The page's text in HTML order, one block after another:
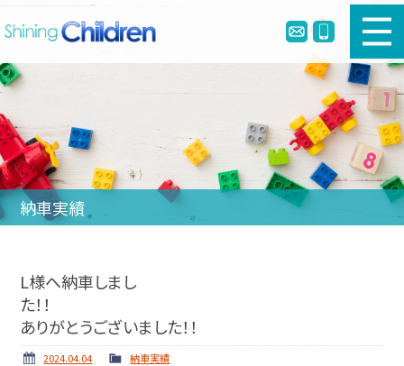
新車幼児バスのご購入
中古幼児バスのご購入
幼児バスとは
リメイク・定員変更・簡易シートベルト
納車実績 お問い合わせ
納車実績
L様へ納車しまし
た！！
ありがとうございました！！
2024.04.04 納車実績